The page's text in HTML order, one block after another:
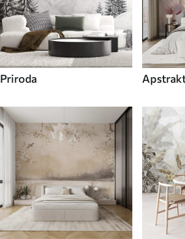
Priroda